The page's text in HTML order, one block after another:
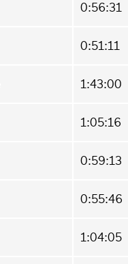
0:56:31
0:51:11
1:43:00
1:05:16
0:59:13
0:55:46
1:04:05